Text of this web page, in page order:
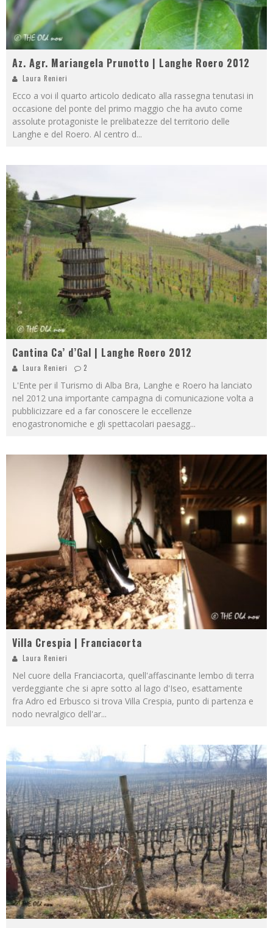
Az. Agr. Mariangela Prunotto | Langhe Roero 2012
Laura Renieri
Ecco a voi il quarto articolo dedicato alla rassegna tenutasi in
occasione del ponte del primo maggio che ha avuto come
assolute protagoniste le prelibatezze del territorio delle
Langhe e del Roero. Al centro d...
Cantina Ca’ d’Gal | Langhe Roero 2012
Laura Renieri 2
L'Ente per il Turismo di Alba Bra, Langhe e Roero ha lanciato
nel 2012 una importante campagna di comunicazione volta a
pubblicizzare ed a far conoscere le eccellenze
enogastronomiche e gli spettacolari paesagg...
Villa Crespia | Franciacorta
Laura Renieri
Nel cuore della Franciacorta, quell'affascinante lembo di terra
verdeggiante che si apre sotto al lago d'Iseo, esattamente
fra Adro ed Erbusco si trova Villa Crespia, punto di partenza e
nodo nevralgico dell'ar...